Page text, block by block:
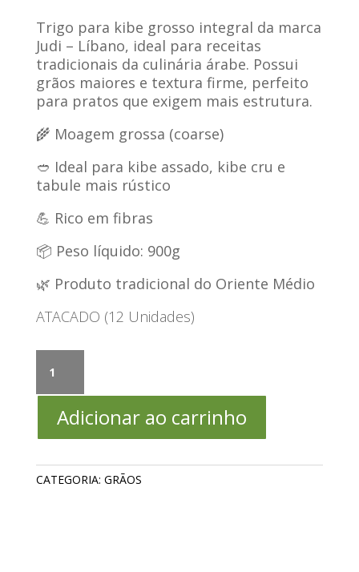
Trigo para kibe grosso integral da marca
Judi – Líbano, ideal para receitas
tradicionais da culinária árabe. Possui
grãos maiores e textura firme, perfeito
para pratos que exigem mais estrutura.
🌾 Moagem grossa (coarse)
🥙 Ideal para kibe assado, kibe cru e
tabule mais rústico
💪 Rico em fibras
📦 Peso líquido: 900g
🌿 Produto tradicional do Oriente Médio
ATACADO (12 Unidades)
para
Kibe
Grosso
Coarse
Bulgur)
Adicionar ao carrinho
CATEGORIA: GRÃOS